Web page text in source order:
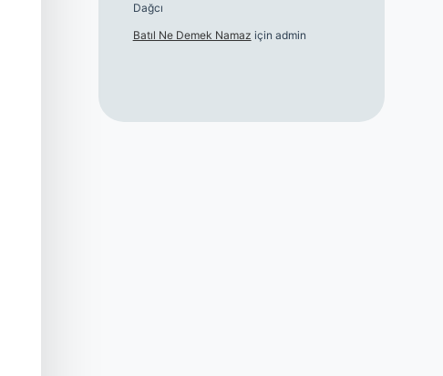
Dağcı
Batıl Ne Demek Namaz için admin